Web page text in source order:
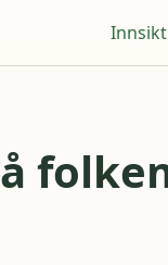
Innsikt